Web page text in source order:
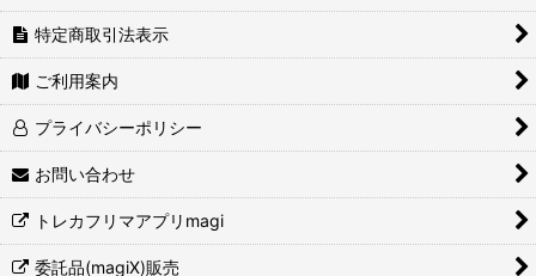
特定商取引法表示
ご利用案内
プライバシーポリシー
お問い合わせ
トレカフリマアプリmagi
委託品(magiX)販売